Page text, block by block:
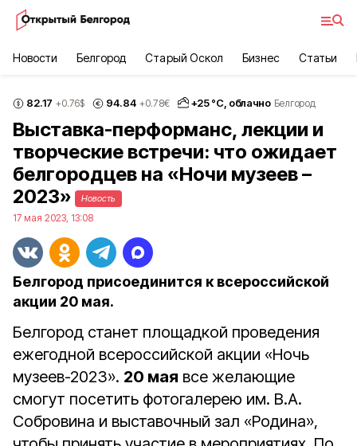
Новости Белгород Старый Оскол Бизнес Статьи
82.17 +0.76$ 94.84 +0.78€ +25°С, облачно Белгород
Выставка-перформанс, лекции и
творческие встречи: что ожидает
белгородцев на «Ночи музеев –
2023»
Новость
17 мая 2023, 13:08
Белгород присоединится к всероссийской
акции 20 мая.
Белгород станет площадкой проведения
ежегодной всероссийской акции «Ночь
музеев-2023». 20 мая все желающие
смогут посетить фотогалерею им. В.А.
Собровина и выставочный зал «Родина»,